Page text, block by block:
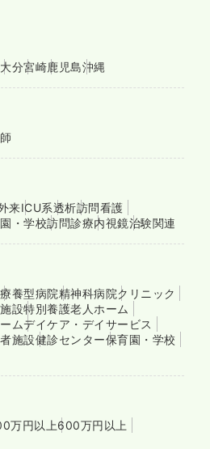
大分宮崎鹿児島沖縄
来ICU系透析訪問看護
・学校訪問診療内視鏡治験関連
療養型病院精神科病院クリニック
設特別養護老人ホーム
ムデイケア・デイサービス
施設健診センター保育園・学校
万円以上600万円以上